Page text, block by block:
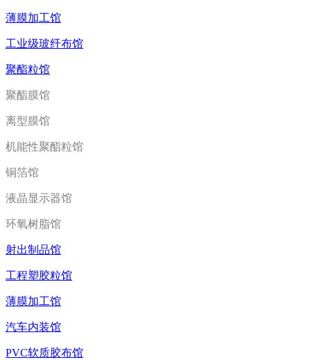
薄膜加工馆
工业级玻纤布馆
聚酯粒馆
聚酯膜馆
离型膜馆
机能性聚酯粒馆
铜箔馆
液晶显示器馆
环氧树脂馆
射出制品馆
工程塑胶粒馆
薄膜加工馆
汽车内装馆
PVC软质胶布馆